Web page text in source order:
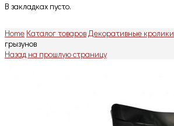
В закладках пусто.
Home Каталог товаровДекоративные кролики
грызунов
Назад на прошлую страницу